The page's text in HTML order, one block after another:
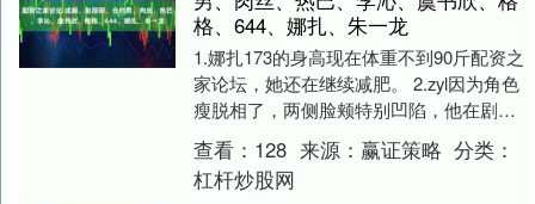
格、644、娜扎、朱一龙
1.娜扎173的身高现在体重不到90斤配资之
家论坛，她还在继续减肥。 2.zyl因为角色
瘦脱相了，两侧脸颊特别凹陷，他在剧组
顿顿青菜，有时候饿的不行只能喝水，
他....
查看： 128 来源： 赢证策略 分类：
杠杆炒股网